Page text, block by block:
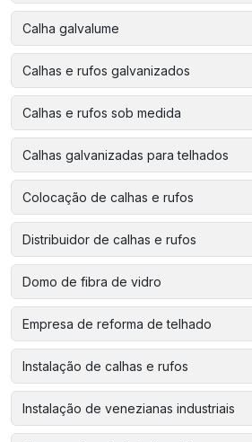
Calha galvalume
Calhas e rufos galvanizados
Calhas e rufos sob medida
Calhas galvanizadas para telhados
Colocação de calhas e rufos
Distribuidor de calhas e rufos
Domo de fibra de vidro
Empresa de reforma de telhado
Instalação de calhas e rufos
Instalação de venezianas industriais